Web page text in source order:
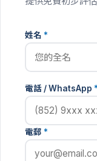
姓名 *
電話 / WhatsApp *
電郵 *